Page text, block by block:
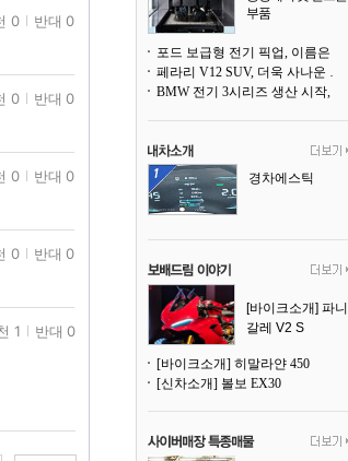
0 반대 0
0 반대 0
0 반대 0
0 반대 0
1 반대 0
부품
어낸다
페라리 V12 SUV, 더욱 사나운 얼굴로 돌아온다
경차에스틱
[바이크소개] 파니
갈레 V2 S
[바이크소개] 히말라얀 450
[신차소개] 볼보 EX30